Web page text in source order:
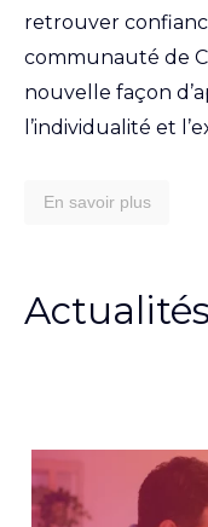
retrouver
communauté de
nouvelle façon
l’individualité et
En savoir plus
Actualités